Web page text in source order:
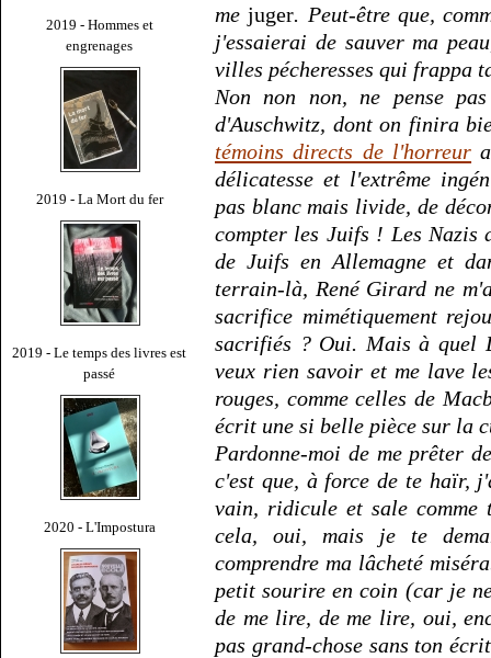
2019 - Hommes et
engrenages
2019 - La Mort du fer
2019 - Le temps des livres est
passé
2020 - L'Impostura
mejuger. Peut-être que,
j'essaierai de sauver ma
villes pécheresses qui frappa
Non non non, ne pense
d'Auschwitz, dont on finira
témoins directs de l'horreur
délicatesse et l'extrême
pas blanc mais livide, de
compter les Juifs ! Les
de Juifs en Allemagne et
terrain-là, René Girard ne
sacrifice mimétiquement
sacrifiés ? Oui. Mais à quel
veux rien savoir et me lave
rouges, comme celles de
écrit une si belle pièce sur la
Pardonne-moi de me prêter
c'est que, à force de te haïr,
vain, ridicule et sale
cela, oui, mais je te
comprendre ma lâcheté
petit sourire en coin (car je
de me lire, de me lire, oui,
pas grand-chose sans ton